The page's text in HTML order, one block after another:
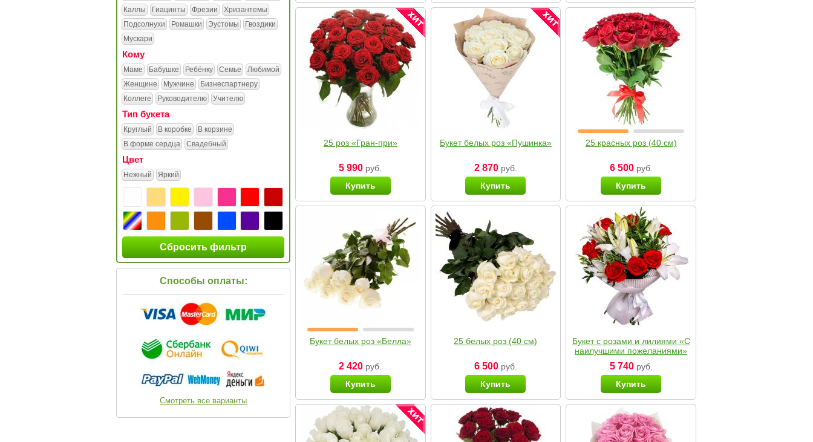
Каллы
Гиацинты Фрезии
Хризантемы
Подсолнухи
Ромашки Эустомы
Гвоздики
Мускари
Кому
Маме Бабушке Ребёнку Семье
Любимой
Женщине
Мужчине
Бизнеспартнеру
Коллеге
Руководителю Учителю
Тип букета
Круглый В коробке
В корзине
В форме сердца
Свадебный
Цвет
Нежный Яркий
Сбросить фильтр
Способы оплаты:
Смотреть все варианты
25 роз «Гран-при»
5 990 руб.
Купить
Букет белых роз «Пушинка»
2 870руб.
Купить
25 красных роз (40 см)
6 500руб.
Купить
Букет белых роз «Белла»
2 420 руб.
Купить
25 белых роз (40 см)
6 500руб.
Купить
Букет с розами и лилиями «С
наилучшими пожеланиями»
5 740руб.
Купить